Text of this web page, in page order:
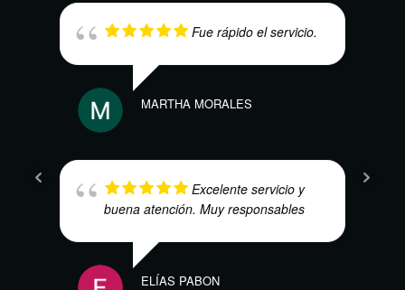
Fue rápido el servicio.
MARTHA MORALES
Excelente servicio y
buena atención. Muy responsables
ELÍAS PABON